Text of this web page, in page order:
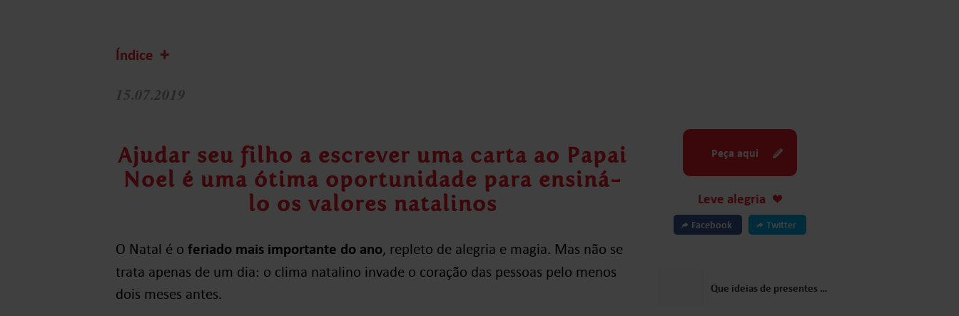
Índice
15.07.2019
Ajudar seu filho a escrever uma carta ao Papai
Noel é uma ótima oportunidade para ensiná-
lo os valores natalinos
O Natal é o feriado mais importante do ano, repleto de alegria e magia. Mas não se
trata apenas de um dia: o clima natalino invade o coração das pessoas pelo menos
dois meses antes.
Peça aqui
Leve alegria
Facebook Twitter
Que ideias de presentes para crianças o Papai Noel sugeriria?